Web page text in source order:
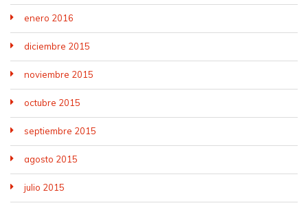
enero 2016
diciembre 2015
noviembre 2015
octubre 2015
septiembre 2015
agosto 2015
julio 2015